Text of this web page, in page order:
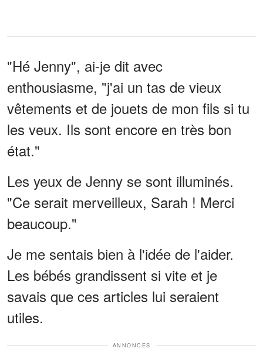
"Hé Jenny", ai-je dit avec
enthousiasme, "j'ai un tas de vieux
vêtements et de jouets de mon fils si tu
les veux. Ils sont encore en très bon
état."
Les yeux de Jenny se sont illuminés.
"Ce serait merveilleux, Sarah ! Merci
beaucoup."
Je me sentais bien à l'idée de l'aider.
Les bébés grandissent si vite et je
savais que ces articles lui seraient
utiles.
ANNONCES